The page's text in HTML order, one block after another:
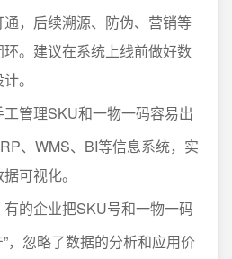
，后续溯源、防伪、营销等
。建议在系统上线前做好数
。
工管理SKU和一物一码容易出
、WMS、BI等信息系统，实
可视化。
有的企业把SKU号和一物一码
”，忽略了数据的分析和应用价